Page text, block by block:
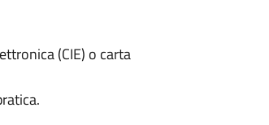
(CIE) o carta